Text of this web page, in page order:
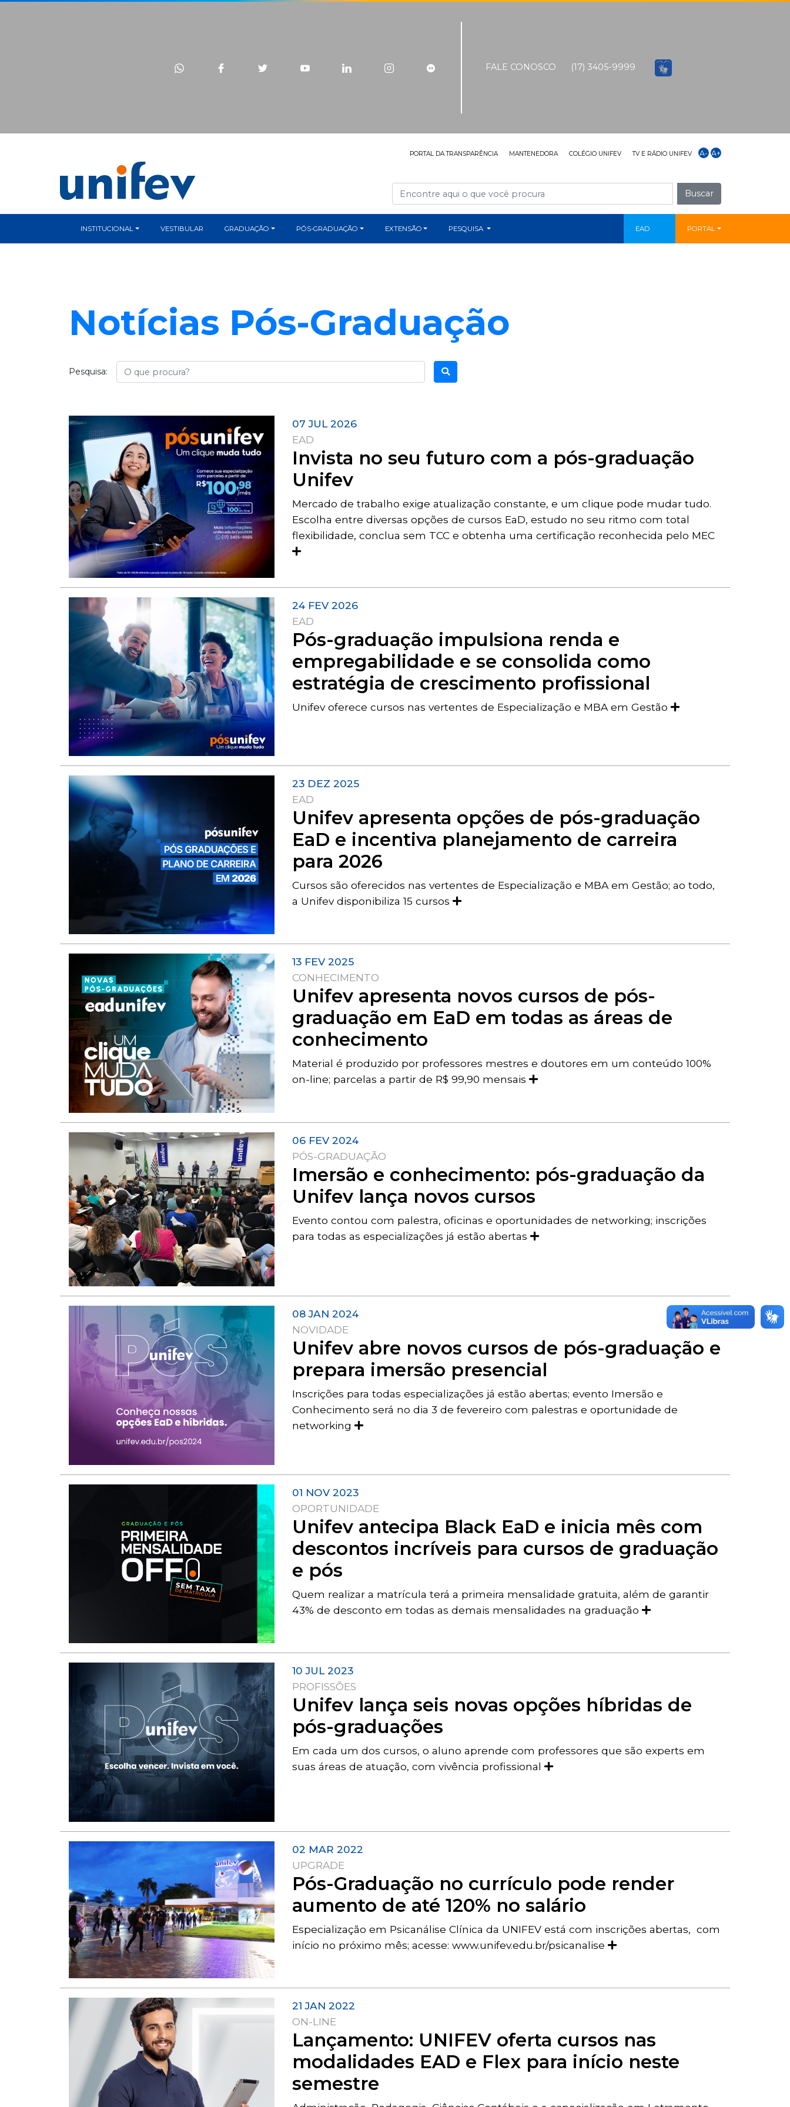
FALE CONOSCO (17) 3405-9999
PORTAL DA TRANSPARÊNCIA MANTENEDORA COLÉGIO UNIFEV TV E RÁDIO UNIFEV A- A+
Buscar
INSTITUCIONAL VESTIBULAR GRADUAÇÃO PÓS-GRADUAÇÃO EXTENSÃO PESQUISA EAD PORTAL
Notícias Pós-Graduação
Pesquisa:Busca
07 JUL 2026
EAD
Invista no seu futuro com a pós-graduação
Unifev
Mercado de trabalho exige atualização constante, e um clique pode mudar tudo.
Escolha entre diversas opções de cursos EaD, estudo no seu ritmo com total
flexibilidade, conclua sem TCC e obtenha uma certificação reconhecida pelo MEC
24 FEV 2026
EAD
Pós-graduação impulsiona renda e
empregabilidade e se consolida como
estratégia de crescimento profissional
Unifev oferece cursos nas vertentes de Especialização e MBA em Gestão
23 DEZ 2025
EAD
Unifev apresenta opções de pós-graduação
EaD e incentiva planejamento de carreira
para 2026
Cursos são oferecidos nas vertentes de Especialização e MBA em Gestão; ao todo,
a Unifev disponibiliza 15 cursos
13 FEV 2025
CONHECIMENTO
Unifev apresenta novos cursos de pós-
graduação em EaD em todas as áreas de
conhecimento
Material é produzido por professores mestres e doutores em um conteúdo 100%
on-line; parcelas a partir de R$ 99,90 mensais
06 FEV 2024
PÓS-GRADUAÇÃO
Imersão e conhecimento: pós-graduação da
Unifev lança novos cursos
Evento contou com palestra, oficinas e oportunidades de networking; inscrições
para todas as especializações já estão abertas
08 JAN 2024
NOVIDADE
Unifev abre novos cursos de pós-graduação e
prepara imersão presencial
Inscrições para todas especializações já estão abertas; evento Imersão e
Conhecimento será no dia 3 de fevereiro com palestras e oportunidade de
networking
01 NOV 2023
OPORTUNIDADE
Unifev antecipa Black EaD e inicia mês com
descontos incríveis para cursos de graduação
e pós
Quem realizar a matrícula terá a primeira mensalidade gratuita, além de garantir
43% de desconto em todas as demais mensalidades na graduação
10 JUL 2023
PROFISSÕES
Unifev lança seis novas opções híbridas de
pós-graduações
Em cada um dos cursos, o aluno aprende com professores que são experts em
suas áreas de atuação, com vivência profissional
02 MAR 2022
UPGRADE
Pós-Graduação no currículo pode render
aumento de até 120% no salário
Especialização em Psicanálise Clínica da UNIFEV está com inscrições abertas, com
início no próximo mês; acesse: www.unifev.edu.br/psicanalise
21 JAN 2022
ON-LINE
Lançamento: UNIFEV oferta cursos nas
modalidades EAD e Flex para início neste
semestre